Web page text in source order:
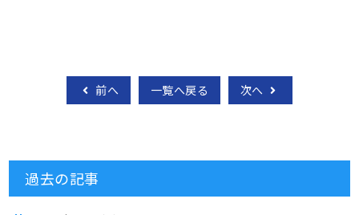
前へ 一覧へ戻る 次へ
過去の記事